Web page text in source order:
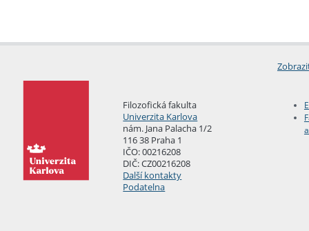
Filozofická fakulta
Univerzita Karlova
nám. Jana Palacha 1/2
116 38 Praha 1
IČO: 00216208
DIČ: CZ00216208
Další kontakty
Podatelna